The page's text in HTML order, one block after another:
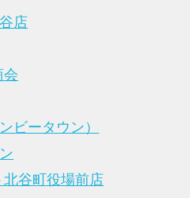
店
ビータウン）
谷町役場前店